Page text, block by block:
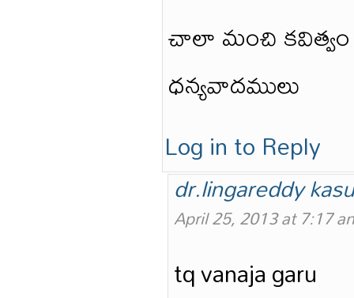
చాలా మంచి
ధన్యవాదములు
Log in to Reply
dr.lingareddy
April 25, 2013 at 7:17
tq vanaja garu